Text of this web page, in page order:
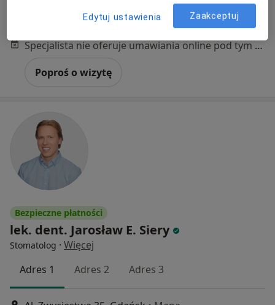
Psycholog Bartosz Choiński (młodzież od 12 r.ż. / dorośli)
Konsultacja psychologiczna (pierwsza wizyta) 250 zł
Specjalista nie oferuje umawiania online pod tym adresem.
Poproś o wizytę
Bezpieczne płatności
lek. dent. Jarosław E. Siery
Stomatolog · Więcej
Adres 1
Adres 2 Adres 3
Edytuj ustawienia Zaakceptuj